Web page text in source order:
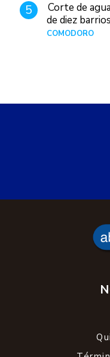
5
Corte de
de diez
COMODORO